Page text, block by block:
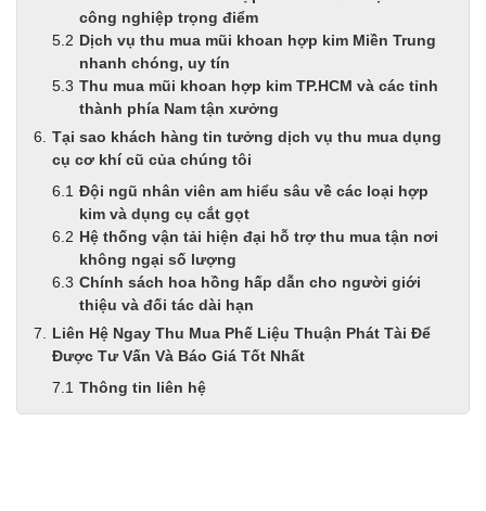
công nghiệp trọng điểm
Dịch vụ thu mua mũi khoan hợp kim Miền Trung
nhanh chóng, uy tín
Thu mua mũi khoan hợp kim TP.HCM và các tỉnh
thành phía Nam tận xưởng
Tại sao khách hàng tin tưởng dịch vụ thu mua dụng
cụ cơ khí cũ của chúng tôi
Đội ngũ nhân viên am hiểu sâu về các loại hợp
kim và dụng cụ cắt gọt
Hệ thống vận tải hiện đại hỗ trợ thu mua tận nơi
không ngại số lượng
Chính sách hoa hồng hấp dẫn cho người giới
thiệu và đối tác dài hạn
Liên Hệ Ngay Thu Mua Phế Liệu Thuận Phát Tài Để
Được Tư Vấn Và Báo Giá Tốt Nhất
Thông tin liên hệ